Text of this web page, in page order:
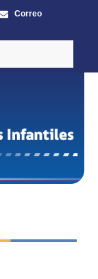
Correo